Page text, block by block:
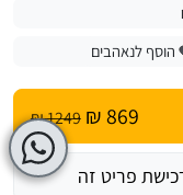
הוסף לנאהבים
869 ₪
1249 ₪
פריט זה